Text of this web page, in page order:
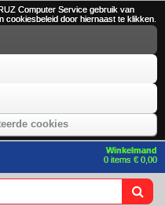
Computer Service gebruik van
door hiernaast te klikken.
cookies
Winkelmand
0 items € 0,00